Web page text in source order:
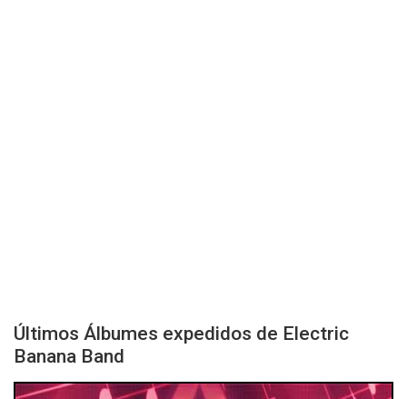
Últimos Álbumes expedidos de Electric
Banana Band